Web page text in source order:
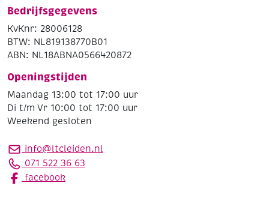
Bedrijfsgegevens
KvKnr: 28006128
BTW: NL819138770B01
ABN: NL18ABNA0566420872
Openingstijden
Maandag 13:00 tot 17:00 uur
Di t/m Vr 10:00 tot 17:00 uur
Weekend gesloten
info@ltcleiden.nl
071 522 36 63
facebook